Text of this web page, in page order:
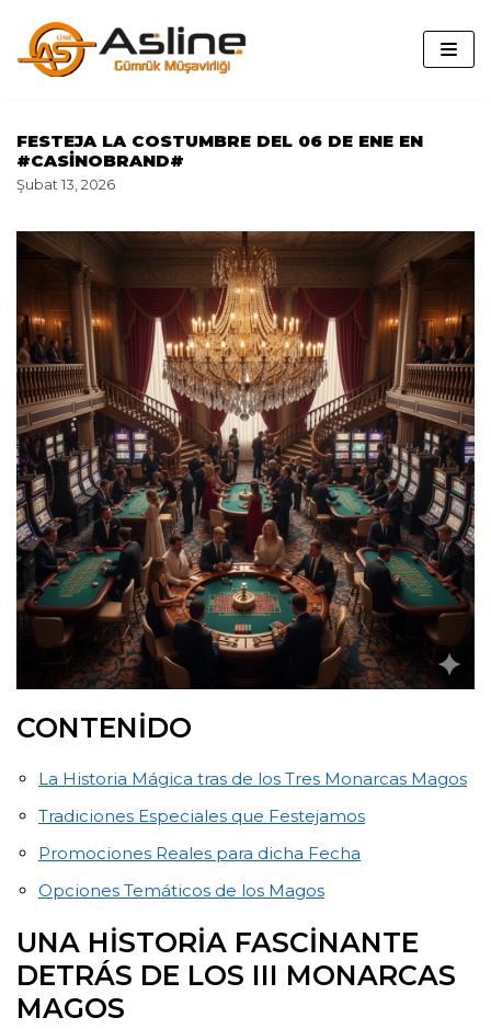
İçeriğe
FESTEJA LA COSTUMBRE DEL 06 DE ENE EN
#CASINOBRAND#
Şubat 13, 2026
CONTENIDO
La Historia Mágica tras de los Tres Monarcas Magos
Tradiciones Especiales que Festejamos
Promociones Reales para dicha Fecha
Opciones Temáticos de los Magos
UNA HISTORIA FASCINANTE
DETRÁS DE LOS III MONARCAS
MAGOS